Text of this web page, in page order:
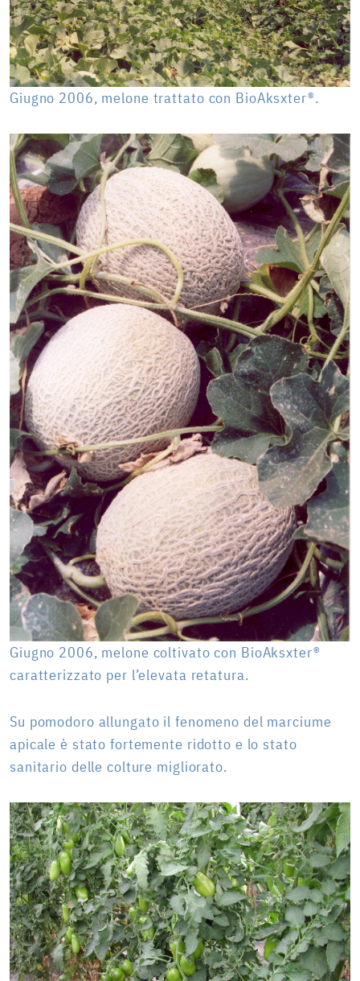
Giugno 2006, melone trattato con BioAksxter®.
Giugno 2006, melone coltivato con BioAksxter®
caratterizzato per l’elevata retatura.
Su pomodoro allungato il fenomeno del marciume
apicale è stato fortemente ridotto e lo stato
sanitario delle colture migliorato.